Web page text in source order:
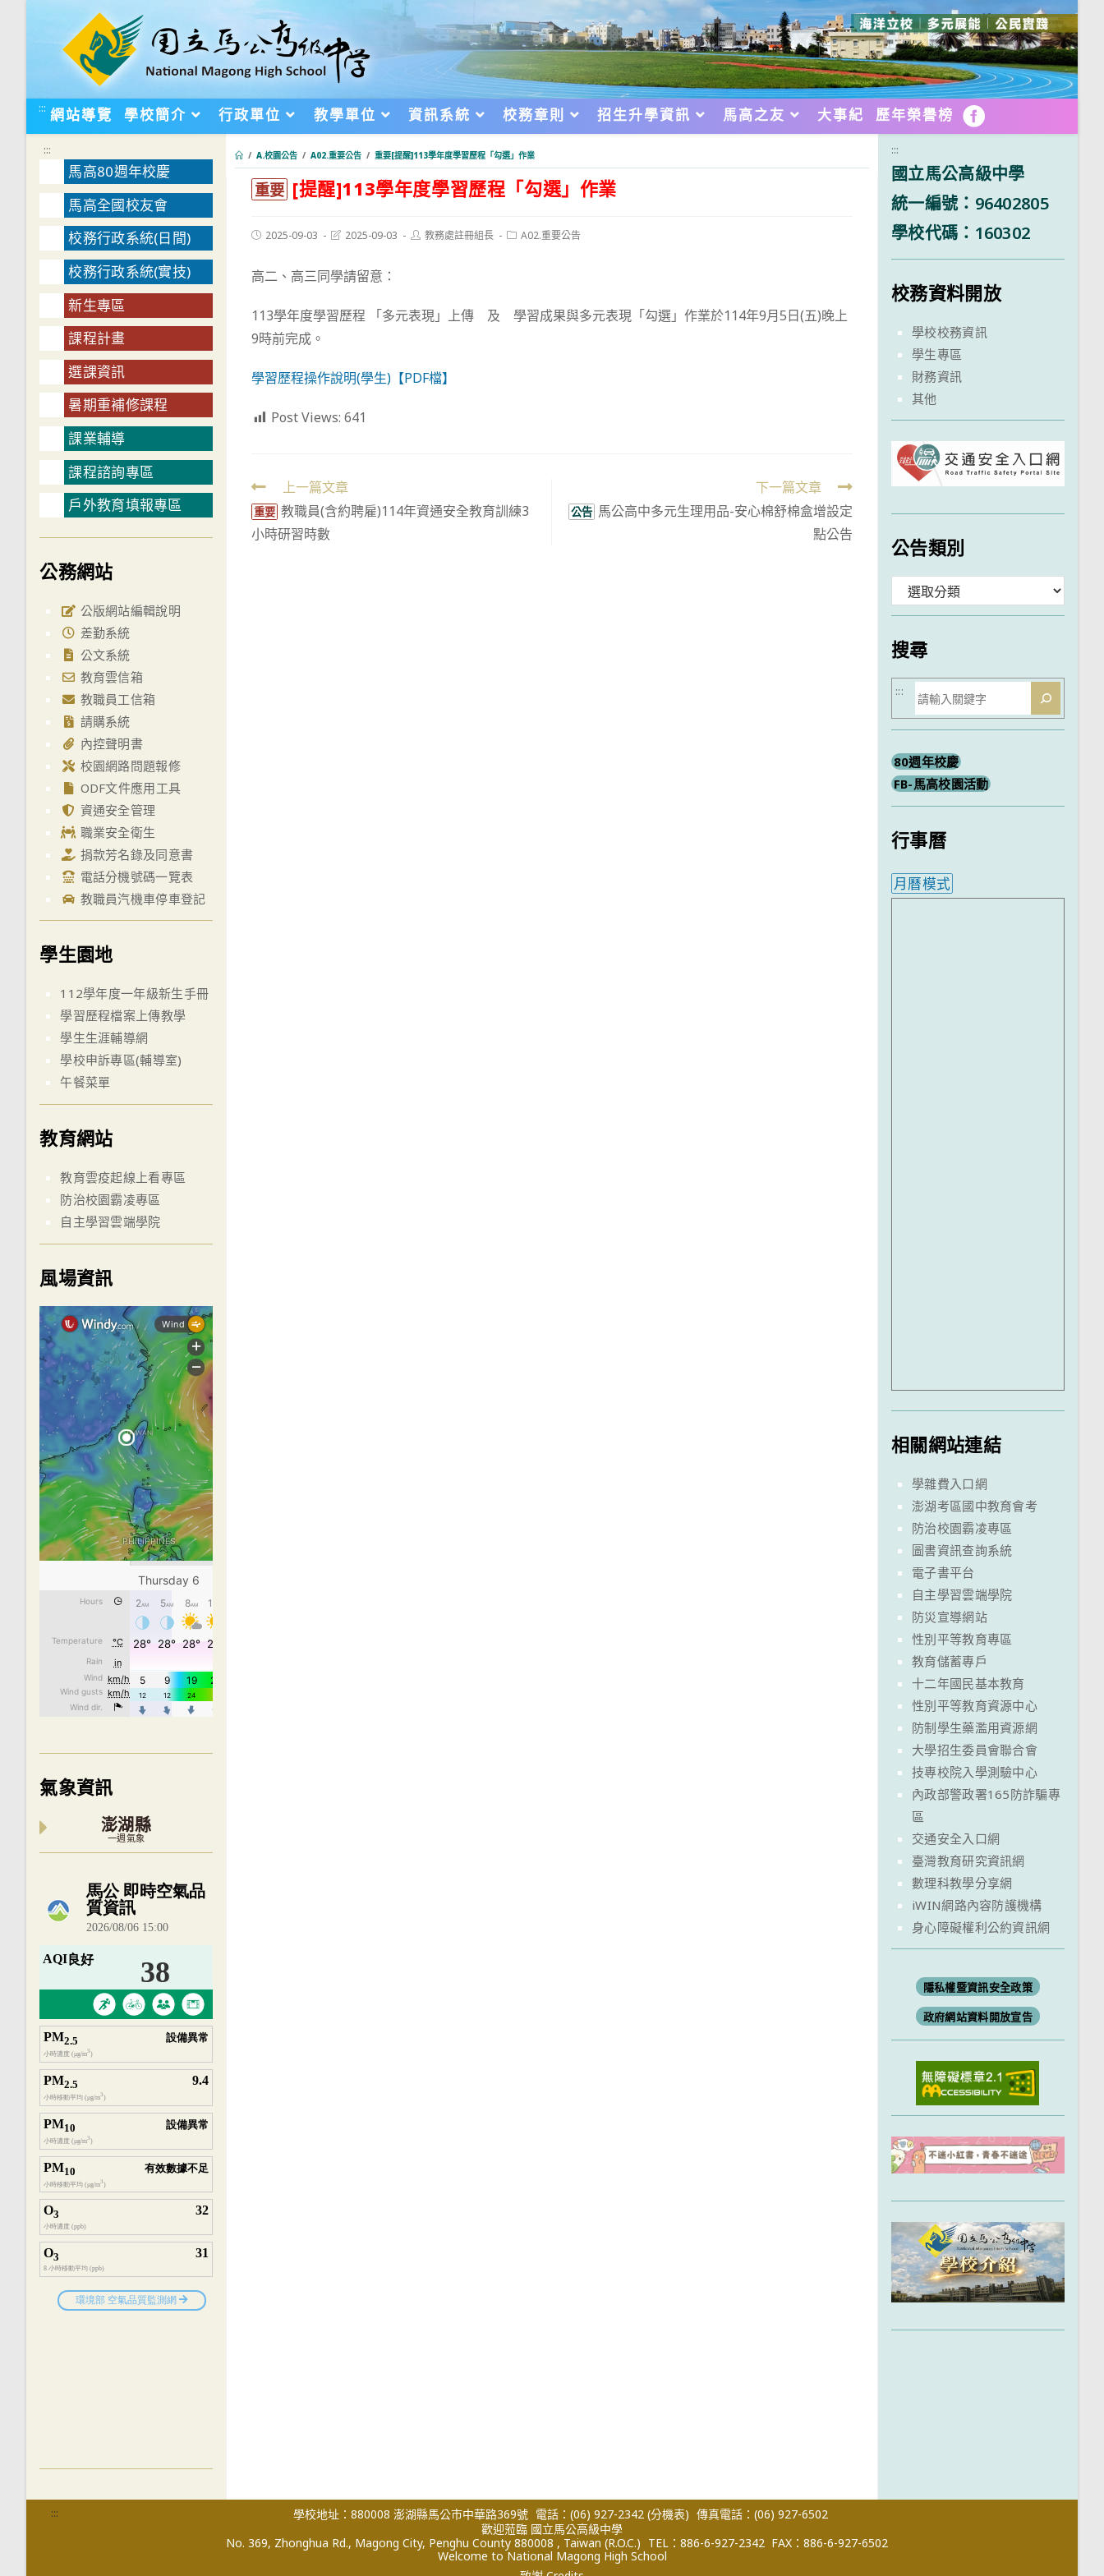
::: 網站導覽 學校簡介 行政單位 教學單位 資訊系統 校務章則 招生升學資訊 馬高之友 大事紀 歷年榮譽榜 FB
/ A.校園公告 / A02.重要公告 / 重要[提醒]113學年度學習歷程「勾選」作業
重要 [提醒]113學年度學習歷程「勾選」作業
Post2025-09-03
Post2025-09-03
Post教務處註冊組長
PostA02.重要公告
高二、高三同學請留意：
113學年度學習歷程 「多元表現」上傳 及 學習成果與多元表現「勾選」作業於114年9月5日(五)晚上
9時前完成。
學習歷程操作說明(學生)【PDF檔】
Post Views: 641
Read
more
articles
上一篇文章
重要 教職員(含約聘雇)114年資通安全教育訓練3
小時研習時數
下一篇文章
公告 馬公高中多元生理用品-安心棉舒棉盒增設定
點公告
:::
馬高80週年校慶
馬高全國校友會
校務行政系統(日間)
校務行政系統(實技)
新生專區
課程計畫
選課資訊
暑期重補修課程
課業輔導
課程諮詢專區
戶外教育填報專區
公務網站
公版網站編輯說明
差勤系統
公文系統
教育雲信箱
教職員工信箱
請購系統
內控聲明書
校園網路問題報修
ODF文件應用工具
資通安全管理
職業安全衛生
捐款芳名錄及同意書
電話分機號碼一覽表
教職員汽機車停車登記
學生園地
112學年度一年級新生手冊
學習歷程檔案上傳教學
學生生涯輔導網
學校申訴專區(輔導室)
午餐菜單
教育網站
教育雲疫起線上看專區
防治校園霸凌專區
自主學習雲端學院
風場資訊
氣象資訊
澎湖縣
一週氣象
內嵌空氣品質小工具為視覺預覽，完整即時空氣品質資料請開啟
:::
國立馬公高級中學
統一編號：96402805
學校代碼：160302
校務資料開放
學校校務資訊
學生專區
財務資訊
其他
公告類別
類
搜尋
搜
尋
:::
80週年校慶
FB-馬高校園活動
行事曆
月曆模式
相關網站連結
學雜費入口網
澎湖考區國中教育會考
防治校園霸凌專區
圖書資訊查詢系統
電子書平台
自主學習雲端學院
防災宣導網站
性別平等教育專區
教育儲蓄專戶
十二年國民基本教育
性別平等教育資源中心
防制學生藥濫用資源網
大學招生委員會聯合會
技專校院入學測驗中心
內政部警政署165防詐騙專
區
交通安全入口網
臺灣教育研究資訊網
數理科教學分享網
iWIN網路內容防護機構
身心障礙權利公約資訊網
隱私權暨資訊安全政策
政府網站資料開放宣告
::: 學校地址：880008 澎湖縣馬公市中華路369號 電話：(06) 927-2342 (分機表) 傳真電話：(06) 927-6502
歡迎蒞臨 國立馬公高級中學
No. 369, Zhonghua Rd., Magong City, Penghu County 880008 , Taiwan (R.O.C.) TEL：886-6-927-2342 FAX：886-6-927-6502
Welcome to National Magong High School